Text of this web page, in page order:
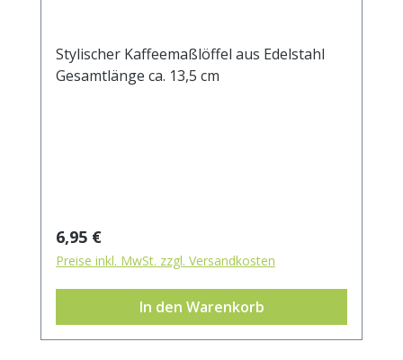
Stylischer Kaffeemaßlöffel aus Edelstahl
Gesamtlänge ca. 13,5 cm
Regulärer Preis:
6,95 €
Preise inkl. MwSt. zzgl. Versandkosten
In den Warenkorb